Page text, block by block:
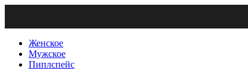
Женское
Мужское
Пиплспейс